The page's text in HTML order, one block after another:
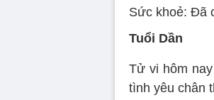
Sức khoẻ: Đã
Tuổi Dần
Tử vi hôm
tình yêu chân